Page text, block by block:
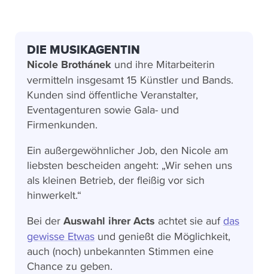
DIE MUSIKAGENTIN
Nicole Brothánek und ihre Mitarbeiterin
vermitteln insgesamt 15 Künstler und Bands.
Kunden sind öffentliche Veranstalter,
Eventagenturen sowie Gala- und
Firmenkunden.
Ein außergewöhnlicher Job, den Nicole am
liebsten bescheiden angeht: „Wir sehen uns
als kleinen Betrieb, der fleißig vor sich
hinwerkelt.“
Bei der Auswahl ihrer Acts achtet sie auf das
gewisse Etwas und genießt die Möglichkeit,
auch (noch) unbekannten Stimmen eine
Chance zu geben.